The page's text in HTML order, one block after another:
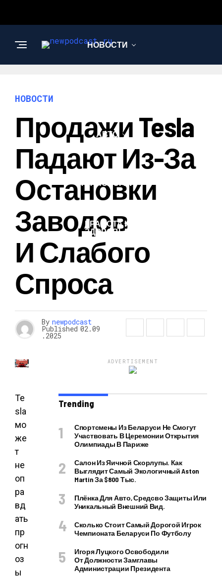
НОВОСТИ
АВТО
ТЕХНОЛОГИИ
КРАСОТА И
ЗДОРОВЬЕ
НОВОСТИ
Продажи Tesla
Падают Из-За
Остановки
Заводов
И Слабого
Спроса
By newpodcast
Published 02.09
.2025
Te
sla
мо
же
т
не
оп
ра
вд
ать
пр
огн
оз
ы
ADVERTISEMENT
Trending
Спортсмены Из Беларуси Не Смогут
Участвовать В Церемонии Открытия
Олимпиады В Париже
Салон Из Яичной Скорлупы. Как
Выглядит Самый Экологичный Aston
Martin За $800 Тыс.
Плёнка Для Авто, Средсво Защиты Или
Уникальный Внешний Вид.
Сколько Стоит Самый Дорогой Игрок
Чемпионата Беларуси По Футболу
Игоря Луцкого Освободили
От Должности Замглавы
Администрации Президента